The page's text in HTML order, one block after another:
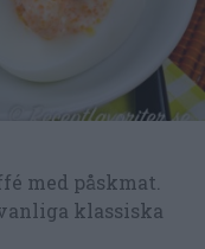
med påskmat.
klassiska